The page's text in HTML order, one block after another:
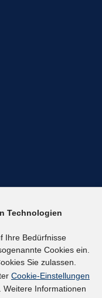
Technologien
Ihre Bedürfnisse
Cookies ein.
Sie zulassen.
Cookie-Einstellungen
Informationen